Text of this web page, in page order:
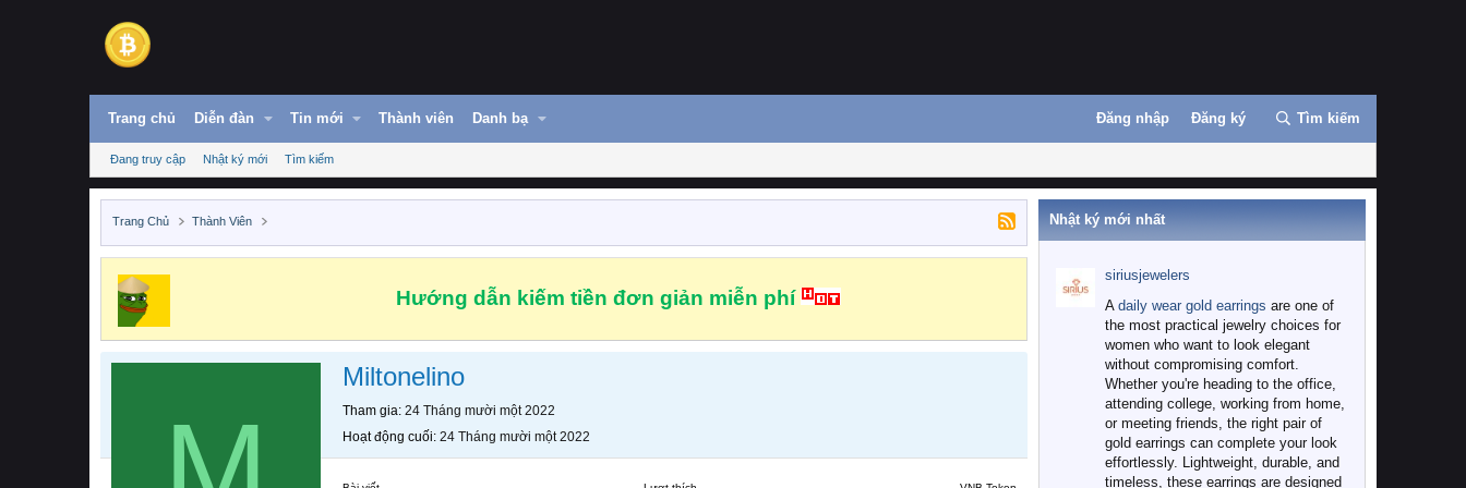
Trang chủ Diễn đàn Tin mới Thành viên Danh bạ Đăng nhập Đăng ký Tìm kiếm
Đang truy cập Nhật ký mới Tìm kiếm
Trang Chủ Thành Viên
Hướng dẫn kiếm tiền đơn giản miễn phí
Miltonelino
Tham gia 24 Tháng mười một 2022
Hoạt động cuối 24 Tháng mười một 2022
Nhật ký mới nhất
siriusjewelers
A daily wear gold earrings are one of
the most practical jewelry choices for
women who want to look elegant
without compromising comfort.
Whether you're heading to the office,
attending college, working from home,
or meeting friends, the right pair of
gold earrings can complete your look
effortlessly. Lightweight, durable, and
timeless, these earrings are designed